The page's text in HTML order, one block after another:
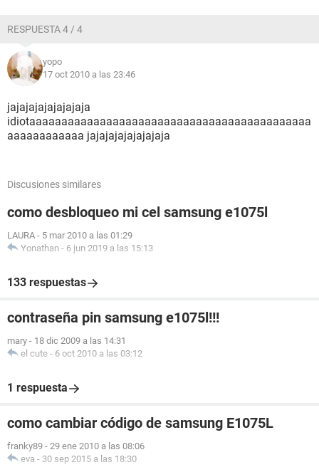
RESPUESTA 4 / 4
yopo
17 oct 2010 a las 23:46
jajajajajajajajaja
idiotaaaaaaaaaaaaaaaaaaaaaaaaaaaaaaaaaaaaaaaaaaaa
aaaaaaaaaaaa jajajajajajajajaja
Discusiones similares
como desbloqueo mi cel samsung e1075l
LAURA - 5 mar 2010 a las 01:29
Yonathan - 6 jun 2019 a las 15:13
133 respuestas
contraseña pin samsung e1075l!!!
mary - 18 dic 2009 a las 14:31
el cute - 6 oct 2010 a las 03:12
1 respuesta
como cambiar código de samsung E1075L
franky89 - 29 ene 2010 a las 08:06
eva - 30 sep 2015 a las 18:30